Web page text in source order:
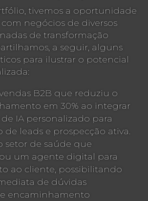
tivemos a oportunidade
negócios de diversos
de transformação
a seguir, alguns
para ilustrar o potencial
B2B que reduziu o
em 30% ao integrar
IA personalizado para
de leads e prospecção ativa.
setor de saúde que
um agente digital para
ao cliente, possibilitando
de dúvidas
encaminhamento